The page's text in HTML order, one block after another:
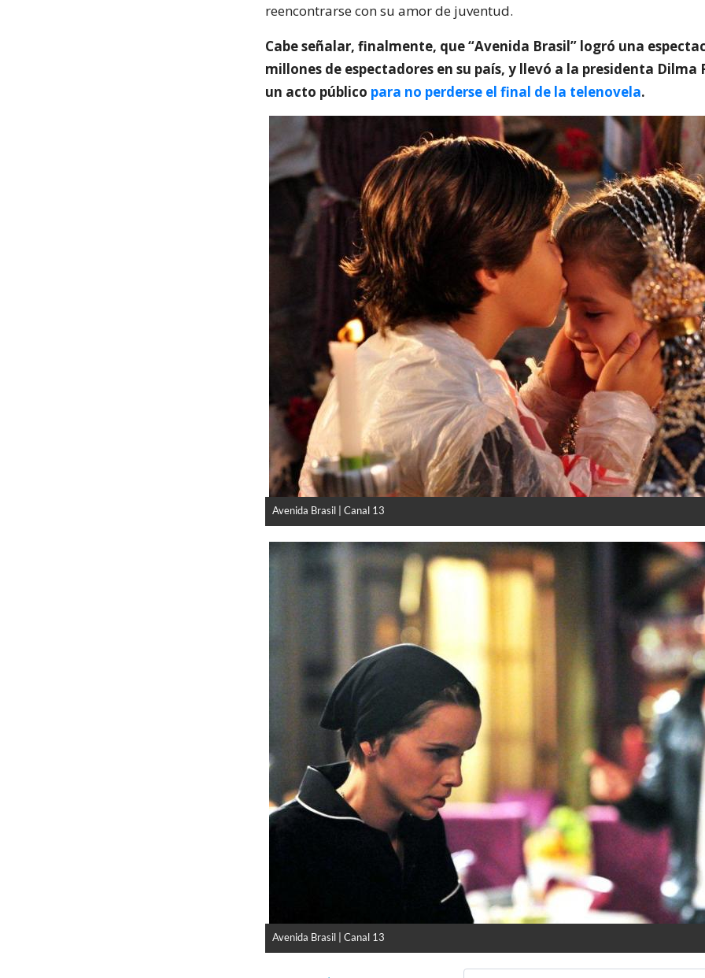
reencontrarse con su amor de juventud.
Cabe señalar, finalmente, que “Avenida Brasil” logró una
millones de espectadores en su país, y llevó a la presidenta Dilma
un acto público para no perderse el final de la telenovela.
Avenida Brasil | Canal 13
Avenida Brasil | Canal 13